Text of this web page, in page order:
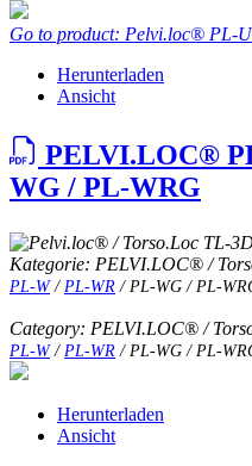
Go to product: Pelvi.loc® PL-
Herunterladen
Ansicht
PELVI.LOC®
WG / PL-WRG
Kategorie: PELVI.LOC® /
PL-W/ PL-WR / PL-WG / PL-
Category: PELVI.LOC® /
PL-W/ PL-WR / PL-WG / PL-
Herunterladen
Ansicht